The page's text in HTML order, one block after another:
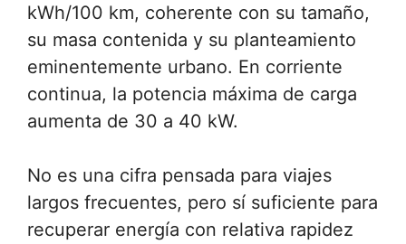
kWh/100 km, coherente con su tamaño,
su masa contenida y su planteamiento
eminentemente urbano. En corriente
continua, la potencia máxima de carga
aumenta de 30 a 40 kW.
No es una cifra pensada para viajes
largos frecuentes, pero sí suficiente para
recuperar energía con relativa rapidez